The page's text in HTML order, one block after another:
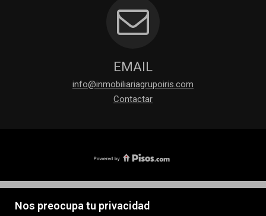
Nos preocupa tu privacidad
EMAIL
info@inmobiliariagrupoiris.com
Contactar